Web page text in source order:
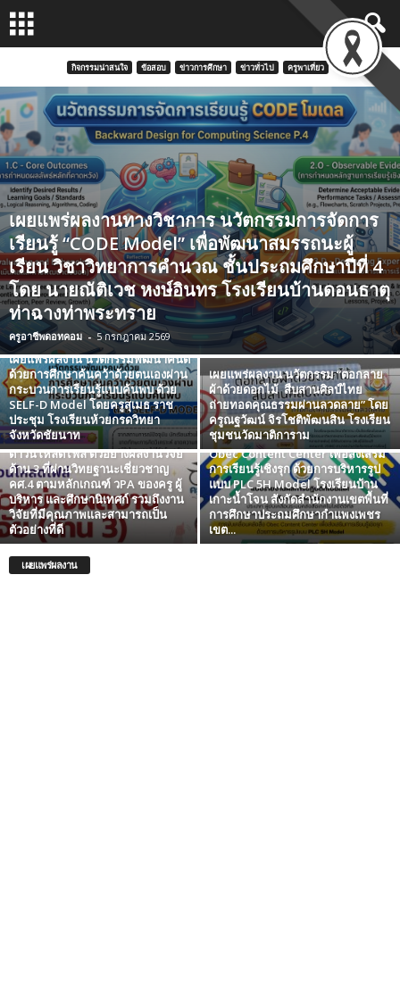
กิจกรรมน่าสนใจ ข้อสอบ ข่าวการศึกษา ข่าวทั่วไป ครูพาเที่ยว
เผยแพร่ผลงานทางวิชาการ นวัตกรรมการจัดการ
เรียนรู้ “CODE Model” เพื่อพัฒนาสมรรถนะผู้
เรียน วิชาวิทยาการคำนวณ ชั้นประถมศึกษาปีที่ 4
โดย นายณัติเวช หงษ์อินทร โรงเรียนบ้านดอนธาตุ
ท่าฉางท่าพระทราย
ครูอาชีพดอทคอม - 5 กรกฎาคม 2569
เผยแพร่ผลงาน นวัตกรรมพัฒนาคนดี
ด้วยการศึกษาค้นคว้าด้วยตนเองผ่าน
กระบวนการเรียนรู้แบบค้นพบ ด้วย
SELF-D Model โดยครูสุเมธ ราช
ประชุม โรงเรียนห้วยกรดวิทยา
จังหวัดชัยนาท
เผยแพร่ผลงาน นวัตกรรม “ตอกลาย
ผ้าด้วยดอกไม้ สืบสานศิลป์ไทย
ถ่ายทอดคุณธรรมผ่านลวดลาย” โดย
ครูณฐวัฒน์ จิรโชติพัฒนสิน โรงเรียน
ชุมชนวัดมาติการาม
ดาวน์โหลดไฟล์ ตัวอย่างผลงานวิจัย
ด้าน 3 ที่ผ่านวิทยฐานะเชี่ยวชาญ
คศ.4 ตามหลักเกณฑ์ วPA ของครู ผู้
บริหาร และศึกษานิเทศก์ รวมถึงงาน
วิจัยที่มีคุณภาพและสามารถเป็น
ตัวอย่างที่ดี
เผยแพร่ผลงาน การขับเคลื่อนคลังสื่อ
Obec Content Center เพื่อส่งเสริม
การเรียนรู้เชิงรุก ด้วยการบริหารรูป
แบบ PLC 5H Model โรงเรียนบ้าน
เกาะน้ำโจน สังกัดสำนักงานเขตพื้นที่
การศึกษาประถมศึกษากำแพงเพชร
เขต...
เผยแพร่ผลงาน